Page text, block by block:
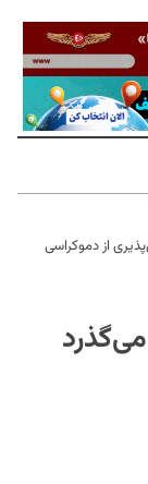
از دموکراسی